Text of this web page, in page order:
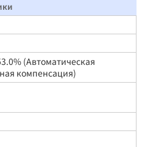
(Автоматическая
компенсация)